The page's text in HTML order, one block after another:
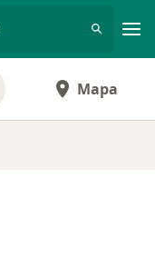
Mapa